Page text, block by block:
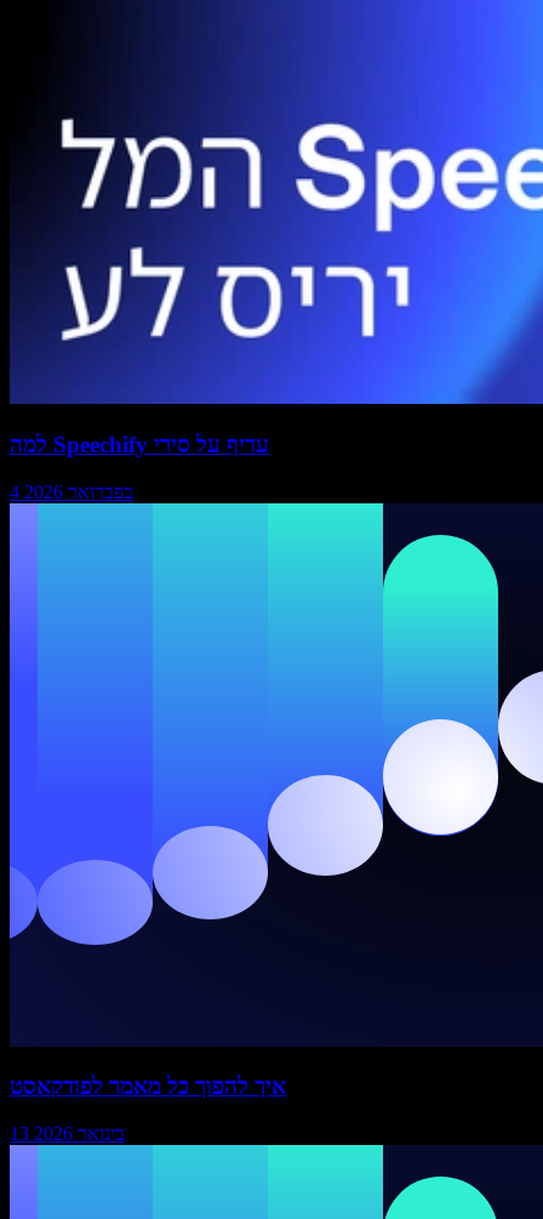
למה Speechify עדיף על סירי
4 בפברואר 2026
איך להפוך כל מאמר לפודקאסט
13 בינואר 2026